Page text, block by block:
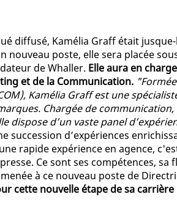
diffusé, Kamélia Graff était
nouveau poste, elle sera placée
de Whaller. Elle aura en
et de la Communication.
Kamélia Graff est une
Chargée de
dispose d’un vaste panel
succession d’expériences
rapide expérience en agence,
Ce sont ses compétences,
à ce nouveau poste de
cette nouvelle étape de sa carrière